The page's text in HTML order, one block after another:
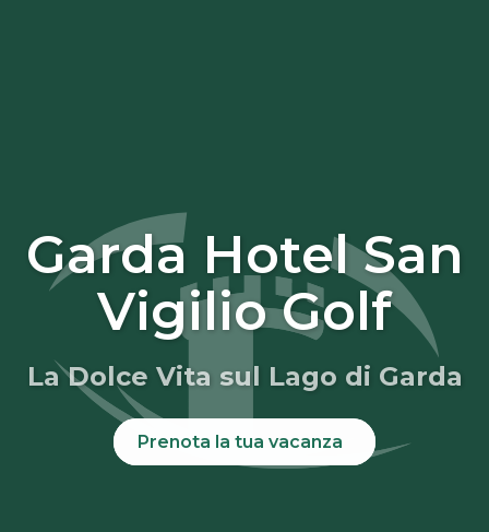
Garda Hotel San
Vigilio Golf
La Dolce Vita sul Lago di Garda
Prenota la tua vacanza